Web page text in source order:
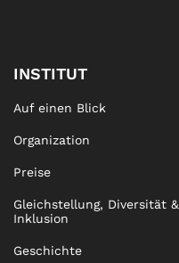
INSTITUT
Auf einen Blick
Organization
Preise
Gleichstellung, Diversität &
Inklusion
Geschichte